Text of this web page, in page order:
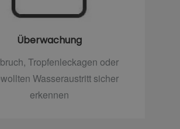
Überwachung
Tropfenleckagen oder
Wasseraustritt sicher
erkennen